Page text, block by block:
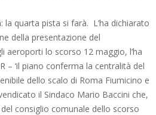
la quarta pista si farà. L’ha dichiarato
della presentazione del
aeroporti lo scorso 12 maggio, l’ha
– ‘il piano conferma la centralità del
dello scalo di Roma Fiumicino e
il Sindaco Mario Baccini che,
consiglio comunale dello scorso